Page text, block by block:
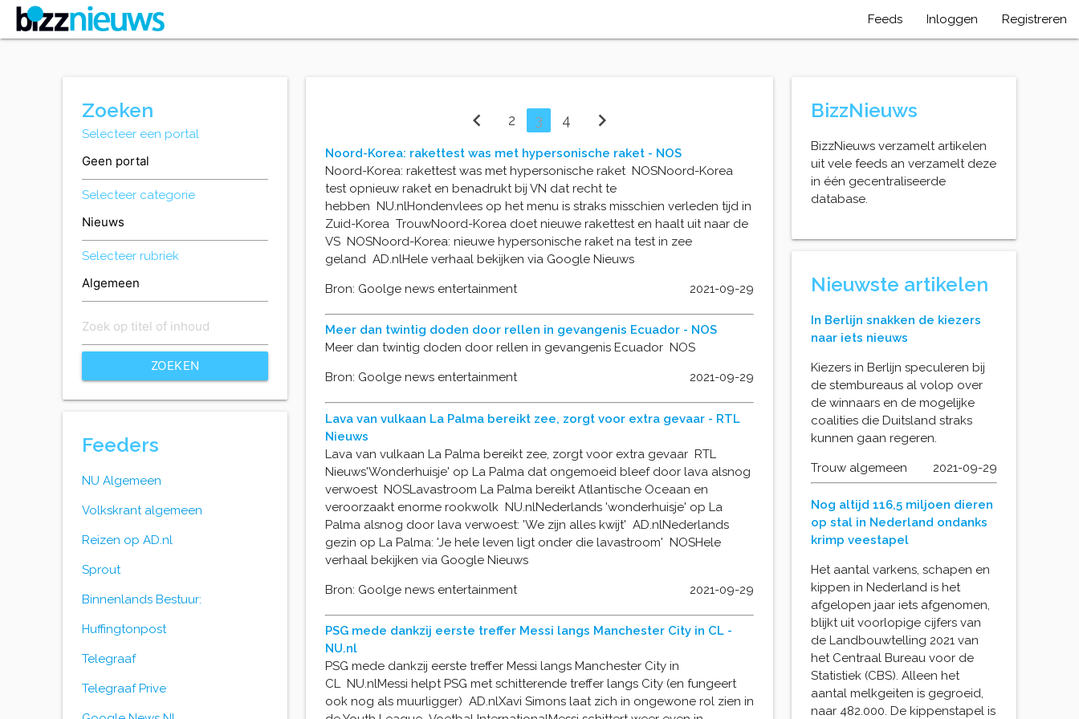
Feeds Inloggen Registreren
chevron_left 2 3 4 chevron_right
Noord-Korea: rakettest was met hypersonische raket - NOS
Noord-Korea: rakettest was met hypersonische raket NOSNoord-Korea
test opnieuw raket en benadrukt bij VN dat recht te
hebben NU.nlHondenvlees op het menu is straks misschien verleden tijd in
Zuid-Korea TrouwNoord-Korea doet nieuwe rakettest en haalt uit naar de
VS NOSNoord-Korea: nieuwe hypersonische raket na test in zee
geland AD.nlHele verhaal bekijken via Google Nieuws
Bron: Goolge news entertainment 2021-09-29
Meer dan twintig doden door rellen in gevangenis Ecuador - NOS
Meer dan twintig doden door rellen in gevangenis Ecuador NOS
Bron: Goolge news entertainment 2021-09-29
Lava van vulkaan La Palma bereikt zee, zorgt voor extra gevaar - RTL
Nieuws
Lava van vulkaan La Palma bereikt zee, zorgt voor extra gevaar RTL
Nieuws'Wonderhuisje' op La Palma dat ongemoeid bleef door lava alsnog
verwoest NOSLavastroom La Palma bereikt Atlantische Oceaan en
veroorzaakt enorme rookwolk NU.nlNederlands 'wonderhuisje' op La
Palma alsnog door lava verwoest: 'We zijn alles kwijt' AD.nlNederlands
gezin op La Palma: 'Je hele leven ligt onder die lavastroom' NOSHele
verhaal bekijken via Google Nieuws
Bron: Goolge news entertainment 2021-09-29
PSG mede dankzij eerste treffer Messi langs Manchester City in CL -
NU.nl
PSG mede dankzij eerste treffer Messi langs Manchester City in
CL NU.nlMessi helpt PSG met schitterende treffer langs City (en fungeert
ook nog als muurligger) AD.nlXavi Simons laat zich in ongewone rol zien in
Zoeken
Selecteer een portal
Selecteer categorie
Selecteer rubriek
ZOEKEN
Feeders
NU Algemeen
Volkskrant algemeen
Reizen op AD.nl
Sprout
Binnenlands Bestuur:
Huffingtonpost
Telegraaf
Telegraaf Prive
BizzNieuws
BizzNieuws verzamelt artikelen
uit vele feeds an verzamelt deze
in één gecentraliseerde
database.
Nieuwste artikelen
In Berlijn snakken de kiezers
naar iets nieuws
Kiezers in Berlijn speculeren bij
de stembureaus al volop over
de winnaars en de mogelijke
coalities die Duitsland straks
kunnen gaan regeren.
Trouw algemeen 2021-09-29
Nog altijd 116,5 miljoen dieren
op stal in Nederland ondanks
krimp veestapel
Het aantal varkens, schapen en
kippen in Nederland is het
afgelopen jaar iets afgenomen,
blijkt uit voorlopige cijfers van
de Landbouwtelling 2021 van
het Centraal Bureau voor de
Statistiek (CBS). Alleen het
aantal melkgeiten is gegroeid,
naar 482.000. De kippenstapel is